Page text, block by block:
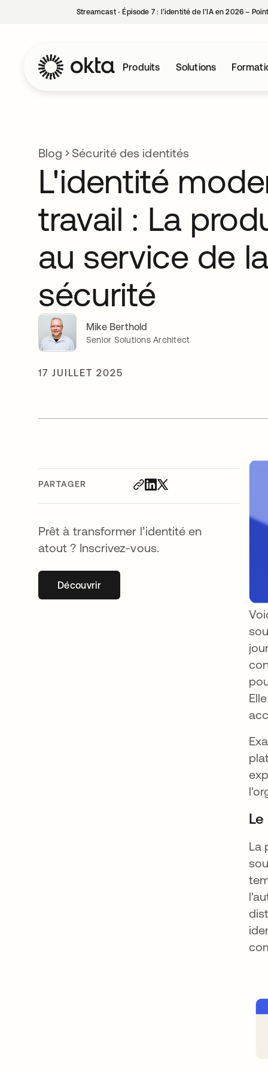
Streamcast ‑ Épisode 7 : l’identité de l’IA en 2026 –
Produits Solutions
Blog Sécurité des identités
L'identité
travail : La
au service de la
sécurité
Mike Berthold
Senior Solutions Architect
17 JUILLET 2025
PARTAGER
Prêt à transformer l’identité en
atout ? Inscrivez-vous.
Découvrirs’ouvre dans un nouvel onglet
La